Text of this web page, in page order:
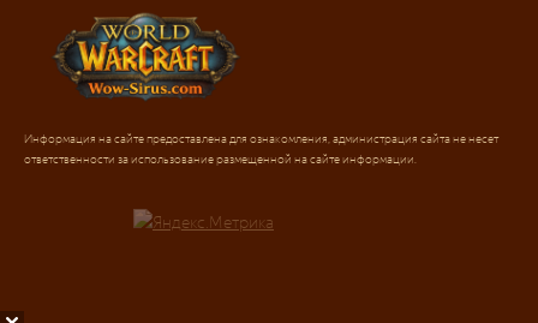
Информация на сайте предоставлена для ознакомления, администрация сайта не несет
ответственности за использование размещенной на сайте информации.